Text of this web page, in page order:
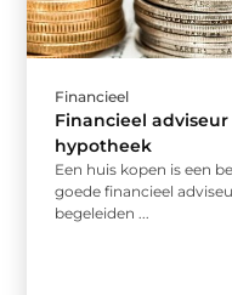
Financieel
Financieel
hypotheek
Een huis kopen is een
goede financieel
begeleiden ...